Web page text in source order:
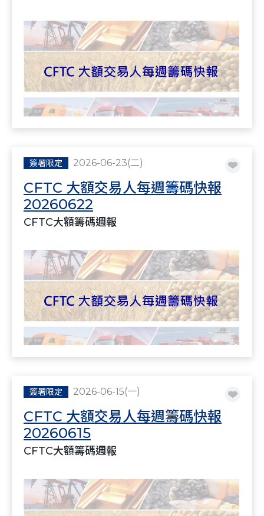
簽署限定 2026-06-23(二)
CFTC 大額交易人每週籌碼快報
20260622
CFTC大額籌碼週報
簽署限定 2026-06-15(一)
CFTC 大額交易人每週籌碼快報
20260615
CFTC大額籌碼週報